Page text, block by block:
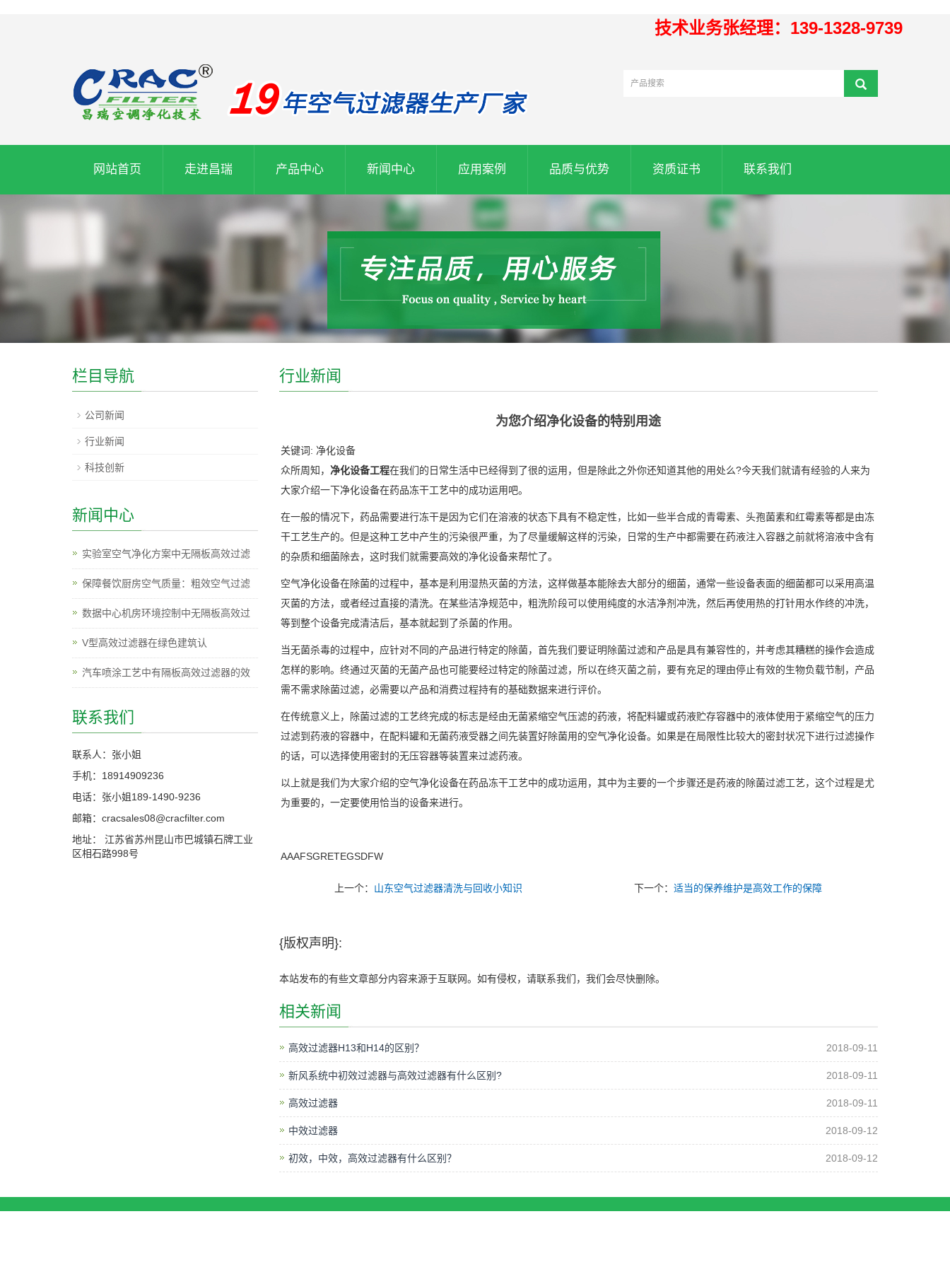
技术业务张经理：139-1328-9739
网站首页 走进昌瑞 产品中心 新闻中心 应用案例 品质与优势 资质证书 联系我们
行业新闻
为您介绍净化设备的特别用途
关键词: 净化设备
众所周知， 净化设备工程在我们的日常生活中已经得到了很的运用，但是除此之外你还知道其他的用处么?今天我们就请有经验的人来为
大家介绍一下净化设备在药品冻干工艺中的成功运用吧。
在一般的情况下，药品需要进行冻干是因为它们在溶液的状态下具有不稳定性，比如一些半合成的青霉素、头孢菌素和红霉素等都是由冻
干工艺生产的。但是这种工艺中产生的污染很严重，为了尽量缓解这样的污染，日常的生产中都需要在药液注入容器之前就将溶液中含有
的杂质和细菌除去，这时我们就需要高效的净化设备来帮忙了。
空气净化设备在除菌的过程中，基本是利用湿热灭菌的方法，这样做基本能除去大部分的细菌，通常一些设备表面的细菌都可以采用高温
灭菌的方法，或者经过直接的清洗。在某些洁净规范中，粗洗阶段可以使用纯度的水洁净剂冲洗，然后再使用热的打针用水作终的冲洗，
等到整个设备完成清洁后，基本就起到了杀菌的作用。
当无菌杀毒的过程中，应针对不同的产品进行特定的除菌，首先我们要证明除菌过滤和产品是具有兼容性的，并考虑其糟糕的操作会造成
怎样的影响。终通过灭菌的无菌产品也可能要经过特定的除菌过滤，所以在终灭菌之前，要有充足的理由停止有效的生物负载节制，产品
需不需求除菌过滤，必需要以产品和消费过程持有的基础数据来进行评价。
在传统意义上，除菌过滤的工艺终完成的标志是经由无菌紧缩空气压滤的药液，将配料罐或药液贮存容器中的液体使用于紧缩空气的压力
过滤到药液的容器中，在配料罐和无菌药液受器之间先装置好除菌用的空气净化设备。如果是在局限性比较大的密封状况下进行过滤操作
的话，可以选择使用密封的无压容器等装置来过滤药液。
以上就是我们为大家介绍的空气净化设备在药品冻干工艺中的成功运用，其中为主要的一个步骤还是药液的除菌过滤工艺，这个过程是尤
为重要的，一定要使用恰当的设备来进行。
AAAFSGRETEGSDFW
上一个： 山东空气过滤器清洗与回收小知识 下一个：适当的保养维护是高效工作的保障
{版权声明}:
本站发布的有些文章部分内容来源于互联网。如有侵权，请联系我们，我们会尽快删除。
相关新闻
高效过滤器H13和H14的区别？ 2018-09-11
新风系统中初效过滤器与高效过滤器有什么区别? 2018-09-11
高效过滤器 2018-09-11
中效过滤器 2018-09-12
初效，中效，高效过滤器有什么区别？ 2018-09-12
栏目导航
公司新闻
行业新闻
科技创新
新闻中心
实验室空气净化方案中无隔板高效过滤
保障餐饮厨房空气质量：粗效空气过滤
数据中心机房环境控制中无隔板高效过
V型高效过滤器在绿色建筑认
汽车喷涂工艺中有隔板高效过滤器的效
联系我们
联系人：张小姐
手机：18914909236
电话：张小姐189-1490-9236
邮箱：cracsales08@cracfilter.com
地址： 江苏省苏州昆山市巴城镇石牌工业
区相石路998号